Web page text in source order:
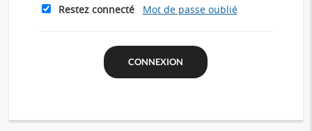
Restez connecté Mot de passe oublié